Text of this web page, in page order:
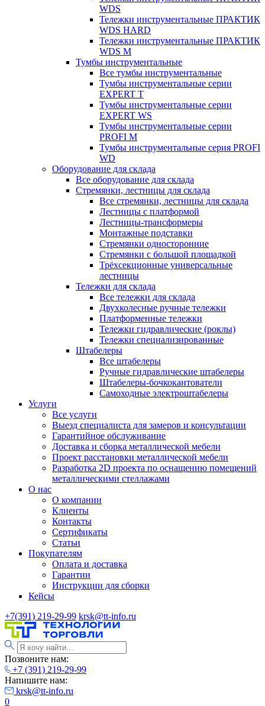
WDS
Тележки инструментальные ПРАКТИК
WDS HARD
Тележки инструментальные ПРАКТИК
WDS M
Тумбы инструментальные
Все тумбы инструментальные
Тумбы инструментальные серии
EXPERT T
Тумбы инструментальные серии
EXPERT WS
Тумбы инструментальные серии
PROFI M
Тумбы инструментальные серия PROFI
WD
Оборудование для склада
Все оборудование для склада
Стремянки, лестницы для склада
Все стремянки, лестницы для склада
Лестницы с платформой
Лестницы-трансформеры
Монтажные подставки
Стремянки односторонние
Стремянки с большой площадкой
Трёхсекционные универсальные
лестницы
Тележки для склада
Все тележки для склада
Двухколесные ручные тележки
Платформенные тележки
Тележки гидравлические (роклы)
Тележки специализированные
Штабелеры
Все штабелеры
Ручные гидравлические штабелеры
Штабелеры-бочкокантователи
Самоходные электроштабелеры
Услуги
Все услуги
Выезд специалиста для замеров и консультации
Гарантийное обслуживание
Доставка и сборка металлической мебели
Проект расстановки металлической мебели
Разработка 2D проекта по оснащению помещений
металлическими стеллажами
О нас
О компании
Клиенты
Контакты
Сертификаты
Статьи
Покупателям
Оплата и доставка
Гарантии
Инструкции для сборки
Кейсы
+7(391) 219-29-99 krsk@tt-info.ru
Позвоните нам:
+7 (391) 219-29-99
Напишите нам:
krsk@tt-info.ru
0